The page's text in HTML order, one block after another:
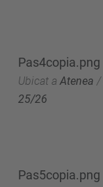
Pas4copia.png
Ubicat a Atenea /
25/26
Pas5copia.png